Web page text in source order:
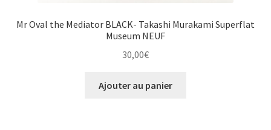
Mr Oval the Mediator BLACK- Takashi Murakami Superflat
Museum NEUF
30,00€
Ajouter au panier